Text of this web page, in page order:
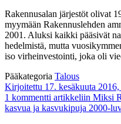
Rakennusalan järjestöt olivat
myymään Rakennuslehden
2001. Aluksi kaikki pääsivät
hedelmistä, mutta
iso virheinvestointi, joka oli
Pääkategoria Talous
Kirjoitettu 17. kesäkuuta 2016,
1 kommentti artikkeliin Miksi
kasvua ja kasvukipuja 2000-